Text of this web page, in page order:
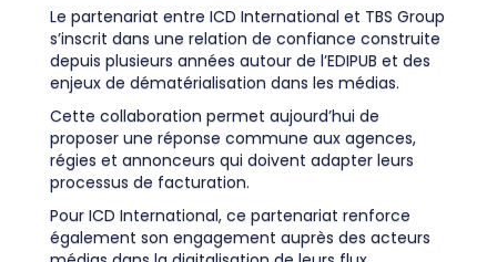
Le partenariat entre ICD International et TBS Group
s’inscrit dans une relation de confiance construite
depuis plusieurs années autour de l’EDIPUB et des
enjeux de dématérialisation dans les médias.
Cette collaboration permet aujourd’hui de
proposer une réponse commune aux agences,
régies et annonceurs qui doivent adapter leurs
processus de facturation.
Pour ICD International, ce partenariat renforce
également son engagement auprès des acteurs